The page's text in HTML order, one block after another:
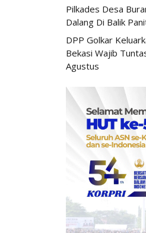
Pilkades Desa
Dalang Di Balik
DPP Golkar
Bekasi Wajib
Agustus